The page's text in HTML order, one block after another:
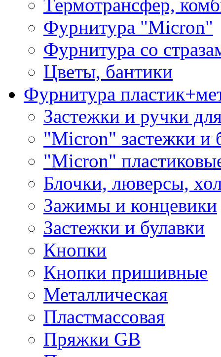
Термотрансфер,
Фурнитура "Micron"
Фурнитура со
Цветы, бантики
Фурнитура
Застежки и ручки
"Micron" застежки и
"Micron"
Блочки, люверсы,
Зажимы и концевики
Застежки и булавки
Кнопки
Кнопки пришивные
Металлическая
Пластмассовая
Пряжки GB